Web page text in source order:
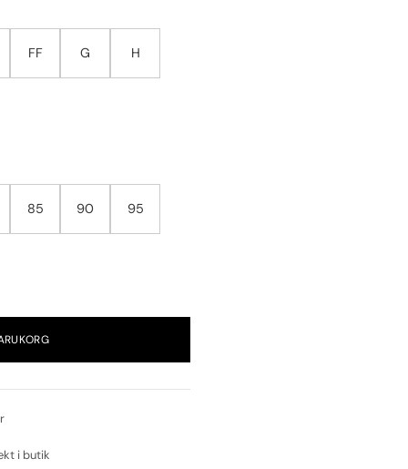
FF G H
85 90 95
i butik